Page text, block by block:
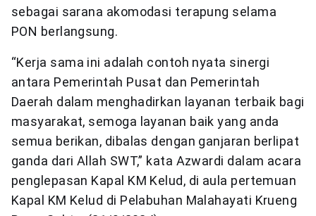
sebagai sarana akomodasi terapung selama
PON berlangsung.
“Kerja sama ini adalah contoh nyata sinergi
antara Pemerintah Pusat dan Pemerintah
Daerah dalam menghadirkan layanan terbaik bagi
masyarakat, semoga layanan baik yang anda
semua berikan, dibalas dengan ganjaran berlipat
ganda dari Allah SWT,” kata Azwardi dalam acara
penglepasan Kapal KM Kelud, di aula pertemuan
Kapal KM Kelud di Pelabuhan Malahayati Krueng